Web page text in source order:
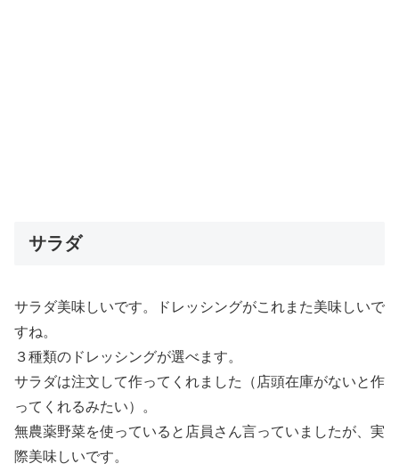
サラダ
サラダ美味しいです。ドレッシングがこれまた美味しいで
すね。
３種類のドレッシングが選べます。
サラダは注文して作ってくれました（店頭在庫がないと作
ってくれるみたい）。
無農薬野菜を使っていると店員さん言っていましたが、実
際美味しいです。